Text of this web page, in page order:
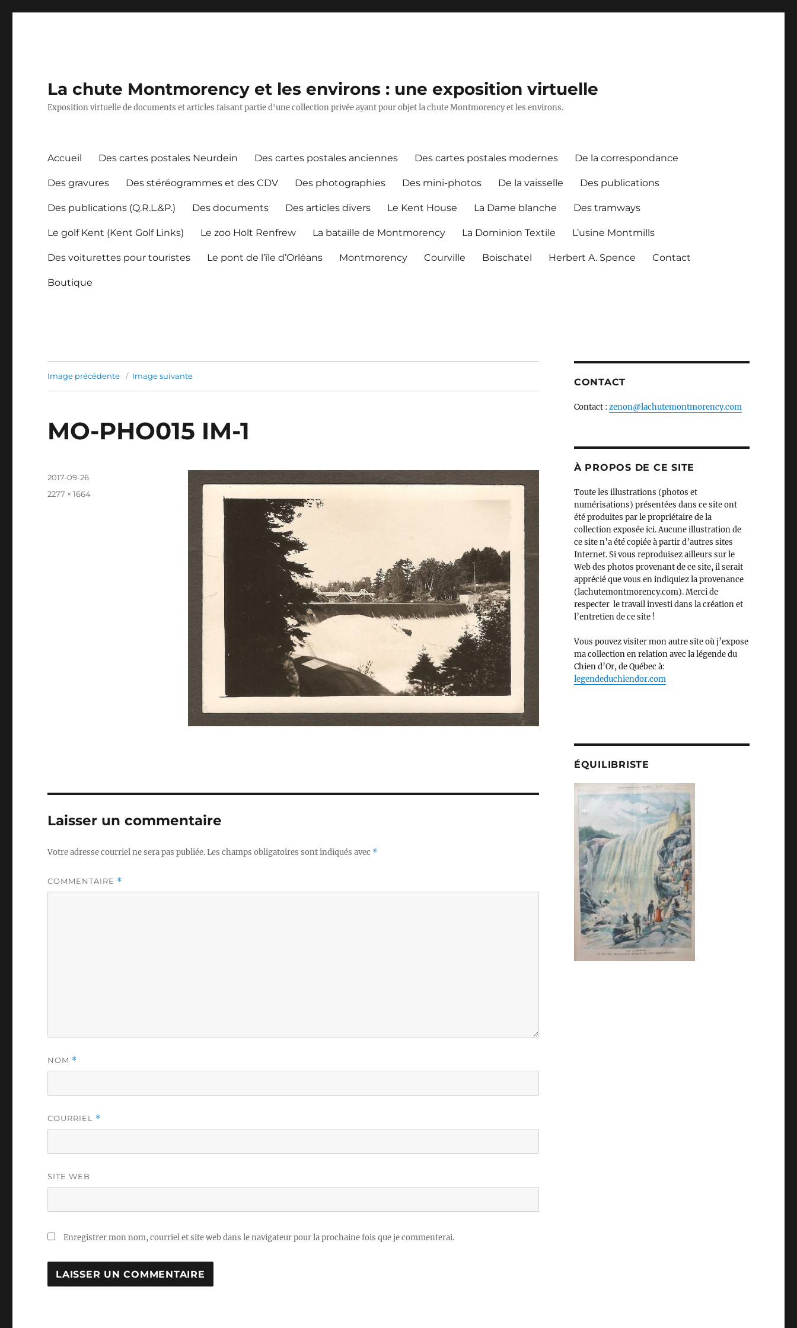
La chute Montmorency et les environs : une exposition virtuelle
Exposition virtuelle de documents et articles faisant partie d'une collection privée ayant pour objet la chute Montmorency et les environs.
Accueil Des cartes postales Neurdein Des cartes postales anciennes Des cartes postales modernes De la correspondance
Des gravures Des stéréogrammes et des CDV Des photographies Des mini-photos De la vaisselle Des publications
Des publications (Q.R.L.&P.) Des documents Des articles divers Le Kent House La Dame blanche Des tramways
Le golf Kent (Kent Golf Links) Le zoo Holt Renfrew La bataille de Montmorency La Dominion Textile L’usine Montmills
Des voiturettes pour touristes Le pont de l’île d’Orléans Montmorency Courville Boischatel Herbert A. Spence Contact
Boutique
Image précédente Image suivante
MO-PHO015 IM-1
Publié
2017-09-26
Taille
2277 × 1664
Laisser un commentaire
Votre adresse courriel ne sera pas publiée.Les champs obligatoires sont indiqués avec *
COMMENTAIRE *
NOM *
COURRIEL *
SITE WEB
Enregistrer mon nom, courriel et site web dans le navigateur pour la prochaine fois que je commenterai.
CONTACT
Contact : zenon@lachutemontmorency.com
À PROPOS DE CE SITE
Toute les illustrations (photos et
numérisations) présentées dans ce site ont
été produites par le propriétaire de la
collection exposée ici. Aucune illustration de
ce site n’a été copiée à partir d’autres sites
Internet. Si vous reproduisez ailleurs sur le
Web des photos provenant de ce site, il serait
apprécié que vous en indiquiez la provenance
(lachutemontmorency.com). Merci de
respecter le travail investi dans la création et
l’entretien de ce site !
Vous pouvez visiter mon autre site où j’expose
ma collection en relation avec la légende du
Chien d’Or, de Québec à:
legendeduchiendor.com
ÉQUILIBRISTE